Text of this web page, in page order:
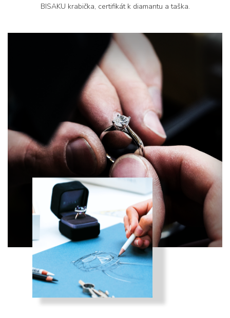
BISAKU krabička, certifikát k diamantu a taška.